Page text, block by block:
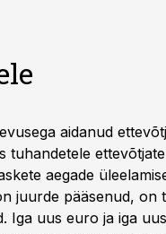
aidanud
tuhandetele
aegade
juurde pääsenud, on
Iga uus euro ja iga